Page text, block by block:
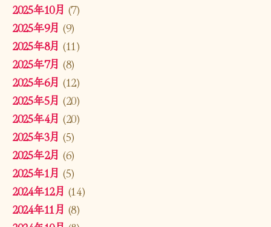
2025年10月 (7)
2025年9月 (9)
2025年8月 (11)
2025年7月 (8)
2025年6月 (12)
2025年5月 (20)
2025年4月 (20)
2025年3月 (5)
2025年2月 (6)
2025年1月 (5)
2024年12月 (14)
2024年11月 (8)